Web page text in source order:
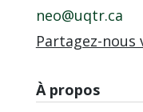
neo@uqtr.ca
Partagez-nous
À propos